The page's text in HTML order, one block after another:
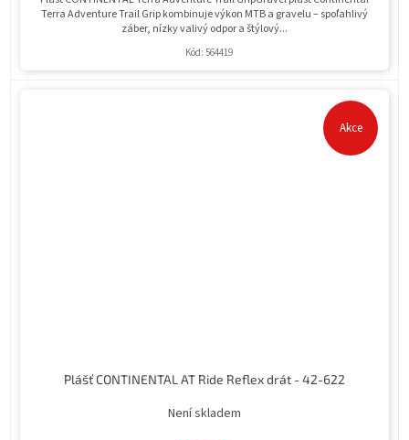
Terra Adventure Trail Grip kombinuje výkon MTB a gravelu – spoľahlivý
záber, nízky valivý odpor a štýlový...
Kód: 564419
Akce
Plášť CONTINENTAL AT Ride Reflex drát - 42-622
Není skladem